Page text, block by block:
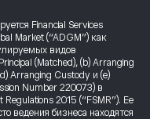
Financial Services
Market (“ADGM”) как
видов
(Matched), (b) Arranging
Arranging Custody и (e)
Number 220073) в
Regulations 2015 (“FSMR”). Ее
ведения бизнеса находятся